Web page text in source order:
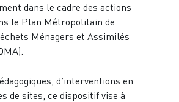
dans le cadre des actions
le Plan Métropolitain de
Ménagers et Assimilés
d’interventions en
de sites, ce dispositif vise à